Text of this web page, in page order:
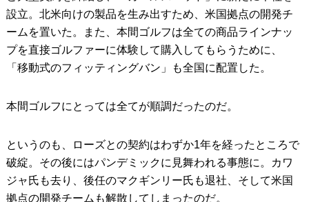
設立。北米向けの製品を生み出すため、米国拠点の開発チ
ームを置いた。また、本間ゴルフは全ての商品ラインナッ
プを直接ゴルファーに体験して購入してもらうために、
「移動式のフィッティングバン」も全国に配置した。
本間ゴルフにとっては全てが順調だったのだ。
というのも、ローズとの契約はわずか1年を経ったところで
破綻。その後にはパンデミックに見舞われる事態に。カワ
ジャ氏も去り、後任のマクギンリー氏も退社、そして米国
拠点の開発チームも解散してしまったのだ。